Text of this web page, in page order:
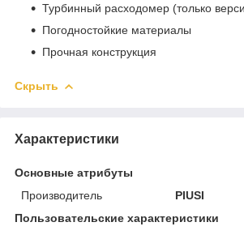
Турбинный расходомер (только
Погодностойкие материалы
Прочная конструкция
Скрыть
Характеристики
Основные атрибуты
Производитель
PIUSI
Пользовательские характеристики